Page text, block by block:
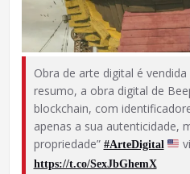
Obra de arte digital é
resumo, a obra digital de
blockchain, com
apenas a sua autenticidade,
propriedade” #ArteDigital
https://t.co/SexJbGhemX